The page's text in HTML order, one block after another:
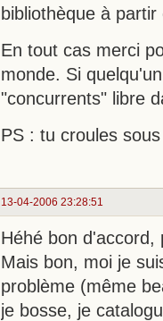
bibliothèque à
En tout cas merci
monde. Si
"concurrents" libre
PS : tu croules
13-04-2006 23:28:51
Héhé bon
Mais bon, moi je
problème (même
je bosse, je